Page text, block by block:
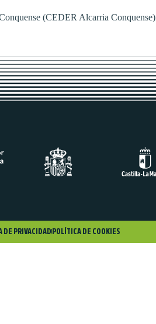
(CEDER Alcarria Conquense)
DE PRIVACIDADPOLÍTICA DE COOKIES